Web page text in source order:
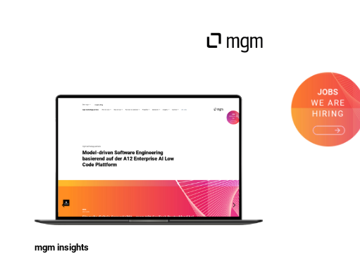
mgm insights